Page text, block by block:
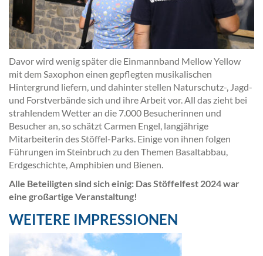
Davor wird wenig später die Einmannband Mellow Yellow
mit dem Saxophon einen gepflegten musikalischen
Hintergrund liefern, und dahinter stellen Naturschutz-, Jagd-
und Forstverbände sich und ihre Arbeit vor. All das zieht bei
strahlendem Wetter an die 7.000 Besucherinnen und
Besucher an, so schätzt Carmen Engel, langjährige
Mitarbeiterin des Stöffel-Parks. Einige von ihnen folgen
Führungen im Steinbruch zu den Themen Basaltabbau,
Erdgeschichte, Amphibien und Bienen.
Alle Beteiligten sind sich einig: Das Stöffelfest 2024 war
eine großartige Veranstaltung!
WEITERE IMPRESSIONEN